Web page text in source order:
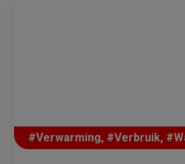
#Verwarming, #Verbruik,